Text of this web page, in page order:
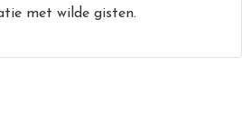
met wilde gisten.